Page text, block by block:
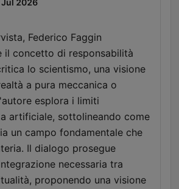
Federico Faggin
il concetto di responsabilità
lo scientismo, una visione
a pura meccanica o
esplora i limiti
artificiale, sottolineando come
un campo fondamentale che
Il dialogo prosegue
necessaria tra
proponendo una visione